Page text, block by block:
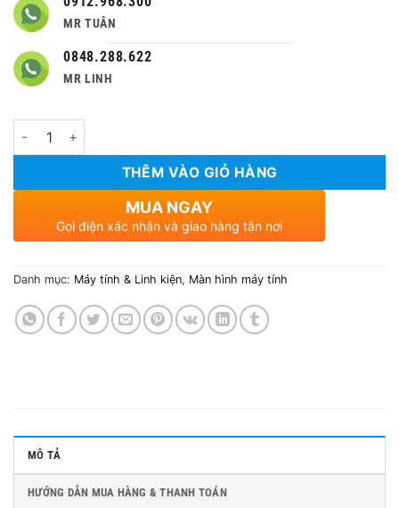
MR TUÂN
0848.288.622
MR LINH
Số lượng
THÊM VÀO GIỎ HÀNG
MUA NGAY
Gọi điện xác nhận và giao hàng tận nơi
Danh mục: Máy tính & Linh kiện, Màn hình máy tính
MÔ TẢ
HƯỚNG DẪN MUA HÀNG & THANH TOÁN